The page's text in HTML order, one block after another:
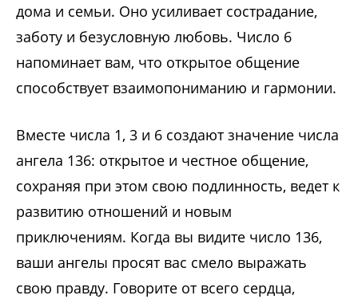
дома и семьи. Оно усиливает сострадание,
заботу и безусловную любовь. Число 6
напоминает вам, что открытое общение
способствует взаимопониманию и гармонии.
Вместе числа 1, 3 и 6 создают значение числа
ангела 136: открытое и честное общение,
сохраняя при этом свою подлинность, ведет к
развитию отношений и новым
приключениям. Когда вы видите число 136,
ваши ангелы просят вас смело выражать
свою правду. Говорите от всего сердца,